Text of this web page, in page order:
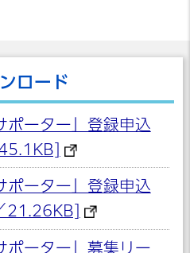
ロード
ポーター」登録申込
ポーター」登録申込
21.26KB]
ポーター」募集リー